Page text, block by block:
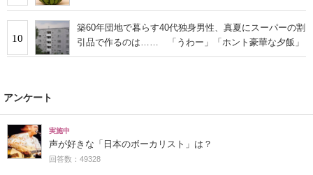
10
築60年団地で暮らす40代独身男性、真夏にスーパーの割
引品で作るのは…… 「うわー」「ホント豪華な夕飯」
アンケート
実施中
声が好きな「日本のボーカリスト」は？
回答数：49328